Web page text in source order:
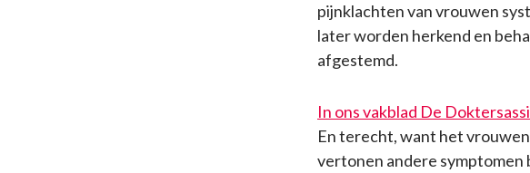
pijnklachten van vrouwen
later worden herkend en
afgestemd.
In ons vakblad De
En terecht, want het
vertonen andere symptomen